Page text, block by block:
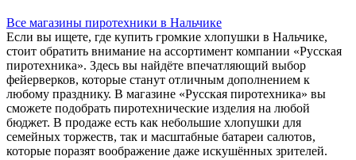
Все магазины пиротехники в Нальчике
Если вы ищете, где купить громкие хлопушки в Нальчике,
стоит обратить внимание на ассортимент компании «Русская
пиротехника». Здесь вы найдёте впечатляющий выбор
фейерверков, которые станут отличным дополнением к
любому празднику. В магазине «Русская пиротехника» вы
сможете подобрать пиротехнические изделия на любой
бюджет. В продаже есть как небольшие хлопушки для
семейных торжеств, так и масштабные батареи салютов,
которые поразят воображение даже искушённых зрителей.